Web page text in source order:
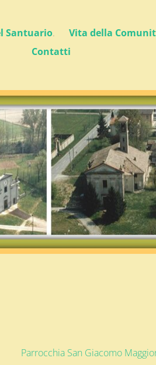
Santuario.
Vita della
Contatti
Parrocchia San Giacomo